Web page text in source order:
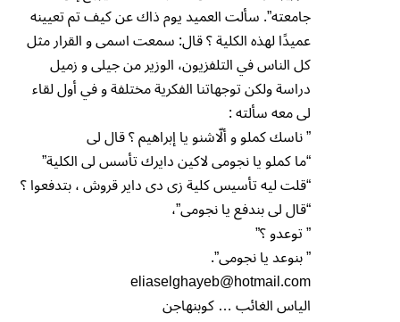
جامعته”. سألت العميد يوم ذاك عن كيف تم تعيينه
عميدًا لهذه الكلية ؟ قال: سمعت اسمى و القرار مثل
كل الناس في التلفزيون، الوزير من جيلى و زميل
دراسة ولكن توجهاتنا الفكرية مختلفة و في أول لقاء
لى معه سألته :
” ناسك كملو و ألّاشنو يا إبراهيم ؟ قال لى
“ما كملو يا نجومى لاكين دايرك تأسس لى الكلية”
“قلت ليه تأسيس كلية زى دى داير قروش ، بتدفعوا ؟
“قال لى بندفع يا نجومى”،
” توعدو ؟”
” بنوعد يا نجومى”.
eliaselghayeb@hotmail.com
الياس الغائب … كوبنهاجن